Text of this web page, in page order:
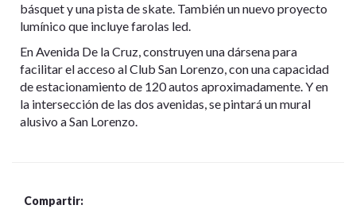
básquet y una pista de skate. También un nuevo proyecto
lumínico que incluye farolas led.
En Avenida De la Cruz, construyen una dársena para
facilitar el acceso al Club San Lorenzo, con una capacidad
de estacionamiento de 120 autos aproximadamente. Y en
la intersección de las dos avenidas, se pintará un mural
alusivo a San Lorenzo.
Compartir: